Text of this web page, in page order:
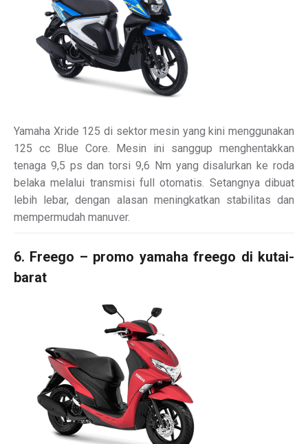
Yamaha Xride 125 di sektor mesin yang kini menggunakan
125 cc Blue Core. Mesin ini sanggup menghentakkan
tenaga 9,5 ps dan torsi 9,6 Nm yang disalurkan ke roda
belaka melalui transmisi full otomatis. Setangnya dibuat
lebih lebar, dengan alasan meningkatkan stabilitas dan
mempermudah manuver.
6. Freego – promo yamaha freego di kutai-
barat